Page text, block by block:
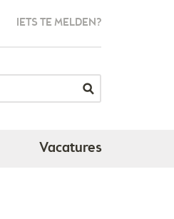
IETS TE MELDEN?
Vacatures